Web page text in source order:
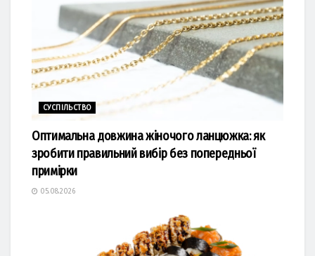
СУСПІЛЬСТВО
Оптимальна довжина жіночого ланцюжка: як
зробити правильний вибір без попередньої
примірки
05.08.2026